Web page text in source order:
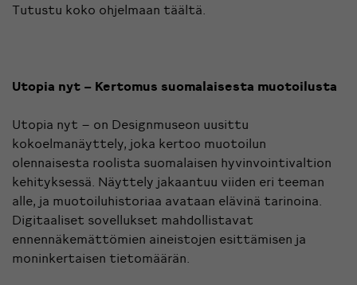
Tutustu koko ohjelmaan täältä
Utopia nyt – Kertomus suomalaisesta muotoilusta
Utopia nyt – on Designmuseon uusittu
kokoelmanäyttely, joka kertoo muotoilun
olennaisesta roolista suomalaisen hyvinvointivaltion
kehityksessä. Näyttely jakaantuu viiden eri teeman
alle, ja muotoiluhistoriaa avataan elävinä tarinoina.
Digitaaliset sovellukset mahdollistavat
ennennäkemättömien aineistojen esittämisen ja
moninkertaisen tietomäärän.